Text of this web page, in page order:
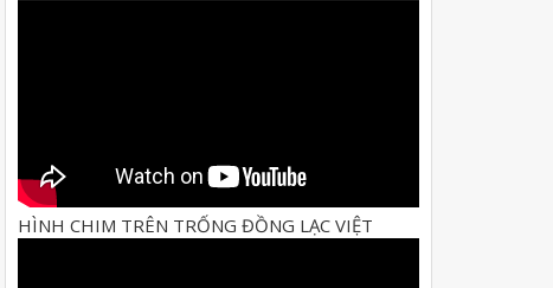
HÌNH CHIM TRÊN TRỐNG ĐỒNG LẠC VIỆT